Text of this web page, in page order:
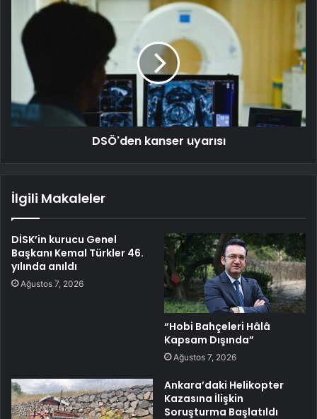
DSÖ'den kanser uyarısı
İlgili Makaleler
DİSK’in kurucu Genel
Başkanı Kemal Türkler 46.
yılında anıldı
Ağustos 7, 2026
“Hobi Bahçeleri Hâlâ
Kapsam Dışında”
Ağustos 7, 2026
Ankara’daki Helikopter
Kazasına İlişkin
Soruşturma Başlatıldı